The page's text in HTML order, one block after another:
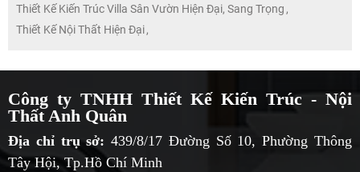
Thiết Kế Kiến Trúc Villa Sân Vườn Hiện Đại, Sang Trọng ,
Thiết Kế Nội Thất Hiện Đại,
Công ty TNHH Thiết Kế Kiến Trúc - Nội
Thất Anh Quân
Địa chỉ trụ sở: 439/8/17 Đường Số 10, Phường Thông
Tây Hội, Tp.Hồ Chí Minh